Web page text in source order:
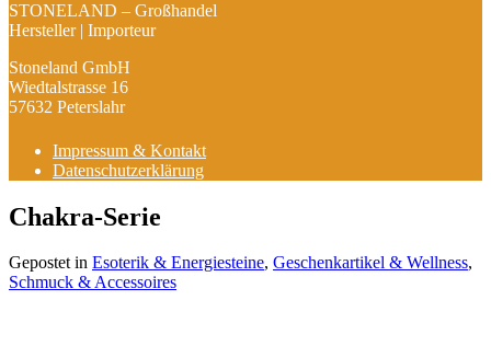
STONELAND – Großhandel
Hersteller | Importeur
Stoneland GmbH
Wiedtalstrasse 16
57632 Peterslahr
Impressum & Kontakt
Datenschutzerklärung
Chakra-Serie
Gepostet in Esoterik & Energiesteine, Geschenkartikel & Wellness,
Schmuck & Accessoires